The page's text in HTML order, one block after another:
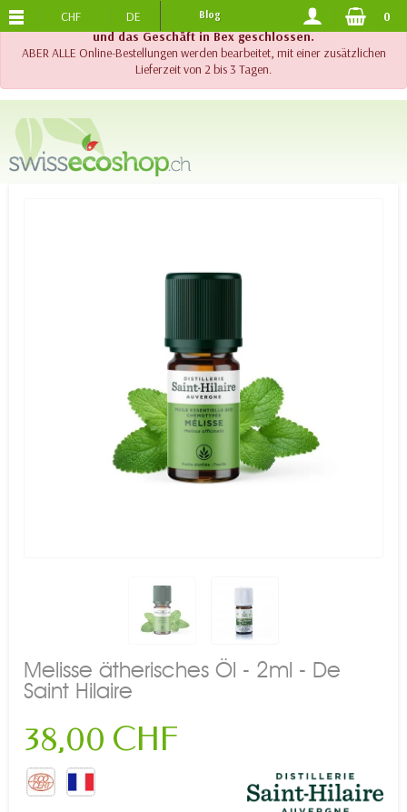
!! Wichtig !! Bis am 20. August 2026 sind der Telefonsupport
und das Geschäft in Bex geschlossen.
ABER ALLE Online-Bestellungen werden bearbeitet, mit einer zusätzlichen
Lieferzeit von 2 bis 3 Tagen.
KOSTENLOSER VERSAND AB 120.-
CHF DE Blog 0
Melisse ätherisches Öl - 2ml - De
Saint Hilaire
38,00 CHF